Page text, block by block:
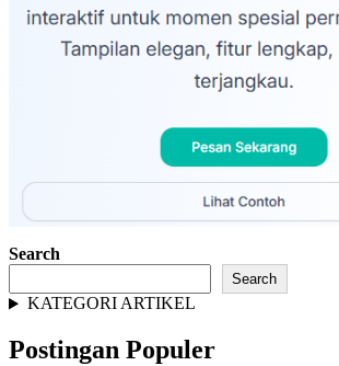
Search
Search
KATEGORI ARTIKEL
Postingan Populer